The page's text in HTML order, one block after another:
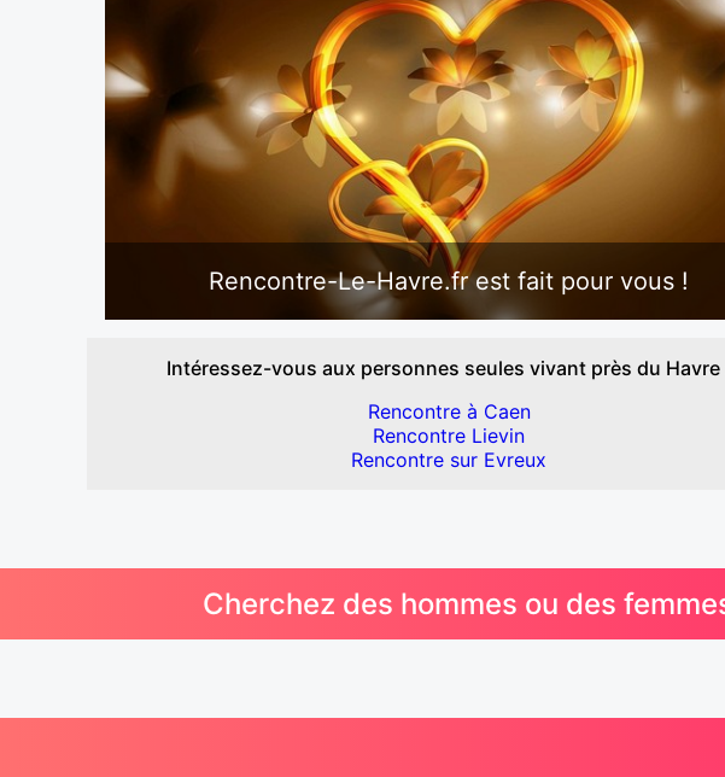
Rencontre-Le-Havre.fr est fait pour vous !
Intéressez-vous aux personnes seules vivant près du Havre
Rencontre à Caen
Rencontre Lievin
Rencontre sur Evreux
Cherchez des hommes ou des